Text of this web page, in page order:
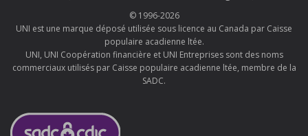
© 1996-2026
UNI est une marque déposé utilisée sous licence au Canada par Caisse
populaire acadienne ltée.
UNI, UNI Coopération financière et UNI Entreprises sont des noms
commerciaux utilisés par Caisse populaire acadienne ltée, membre de la
SADC.